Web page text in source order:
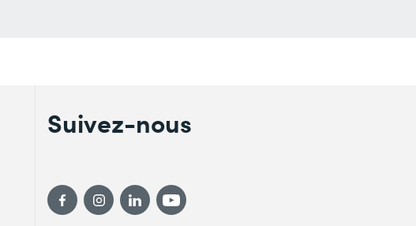
Suivez-nous